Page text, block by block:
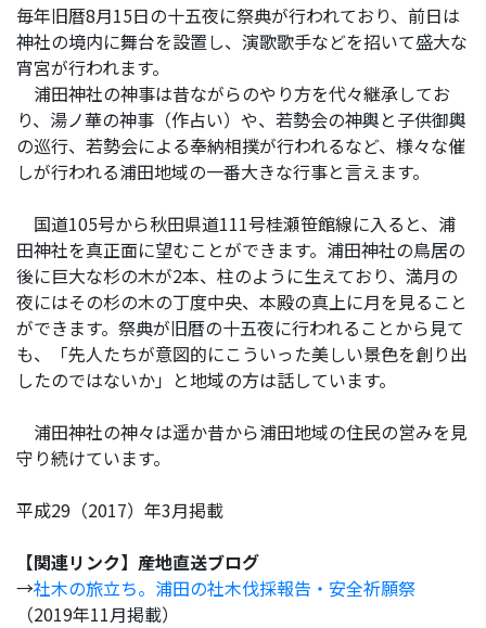
毎年旧暦8月15日の十五夜に祭典が行われており、前日は
神社の境内に舞台を設置し、演歌歌手などを招いて盛大な
宵宮が行われます。
浦田神社の神事は昔ながらのやり方を代々継承してお
り、湯ノ華の神事（作占い）や、若勢会の神輿と子供御輿
の巡行、若勢会による奉納相撲が行われるなど、様々な催
しが行われる浦田地域の一番大きな行事と言えます。
国道105号から秋田県道111号桂瀬笹館線に入ると、浦
田神社を真正面に望むことができます。浦田神社の鳥居の
後に巨大な杉の木が2本、柱のように生えており、満月の
夜にはその杉の木の丁度中央、本殿の真上に月を見ること
ができます。祭典が旧暦の十五夜に行われることから見て
も、「先人たちが意図的にこういった美しい景色を創り出
したのではないか」と地域の方は話しています。
浦田神社の神々は遥か昔から浦田地域の住民の営みを見
守り続けています。
平成29（2017）年3月掲載
【関連リンク】産地直送ブログ
→社木の旅立ち。浦田の社木伐採報告・安全祈願祭
（2019年11月掲載）